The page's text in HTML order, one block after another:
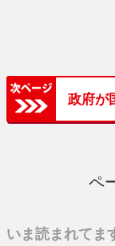
政府が
ペ
いま読まれてま